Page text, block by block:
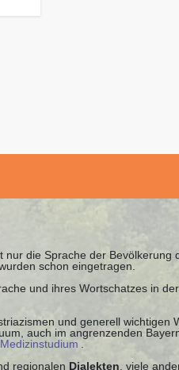
die Sprache der Bevölkerung
schon eingetragen.
und ihres Wortschatzes in
und generell wichtigen
auch im angrenzenden
regionalen Dialekten , viele